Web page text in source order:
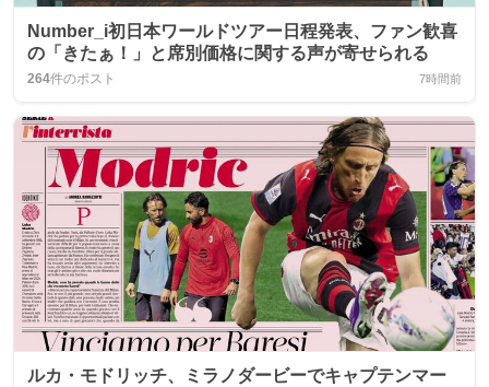
Number_i初日本ワールドツアー日程発表、ファン歓喜
の「きたぁ！」と席別価格に関する声が寄せられる
264件のポスト 7時間前
ルカ・モドリッチ、ミラノダービーでキャプテンマー